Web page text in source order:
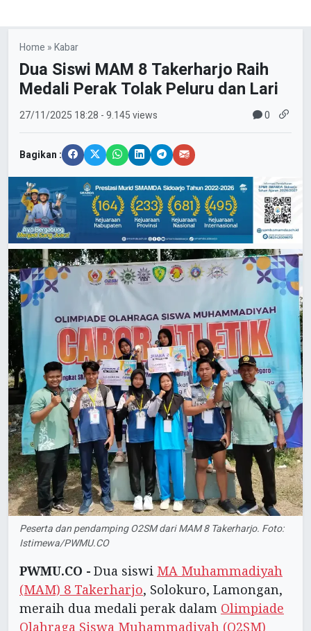
Home »Kabar
Dua Siswi MAM 8 Takerharjo Raih
Medali Perak Tolak Peluru dan Lari
27/11/2025 18:28 - 9.145 views 0
Bagikan :
Peserta dan pendamping O2SM dari MAM 8 Takerharjo. Foto:
Istimewa/PWMU.CO
PWMU.CO - Dua siswi MA Muhammadiyah
(MAM) 8 Takerharjo, Solokuro, Lamongan,
meraih dua medali perak dalam Olimpiade
Olahraga Siswa Muhammadiyah (O2SM)